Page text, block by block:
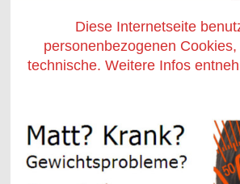
Diese Internetseite
personenbezogenen
technische. Weitere Infos